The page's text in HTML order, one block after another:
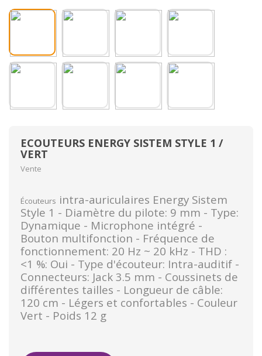
ECOUTEURS ENERGY SISTEM STYLE 1 /
VERT
Vente
Écouteurs intra-auriculaires Energy Sistem
Style 1 - Diamètre du pilote: 9 mm - Type:
Dynamique - Microphone intégré -
Bouton multifonction - Fréquence de
fonctionnement: 20 Hz ~ 20 kHz - THD :
<1 %: Oui - Type d'écouteur: Intra-auditif -
Connecteurs: Jack 3.5 mm - Coussinets de
différentes tailles - Longueur de câble:
120 cm - Légers et confortables - Couleur
Vert - Poids 12 g